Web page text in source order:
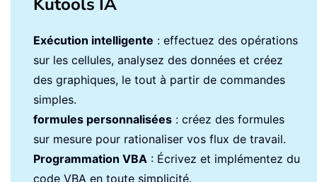
Kutools IA
Exécution intelligente : effectuez des opérations
sur les cellules, analysez des données et créez
des graphiques, le tout à partir de commandes
simples.
formules personnalisées : créez des formules
sur mesure pour rationaliser vos flux de travail.
Programmation VBA : Écrivez et implémentez du
code VBA en toute simplicité.